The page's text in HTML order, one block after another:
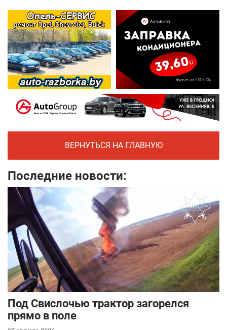
ВЕРНУТЬСЯ НА ГЛАВНУЮ
Последние новости:
Под Свислочью трактор загорелся
прямо в поле